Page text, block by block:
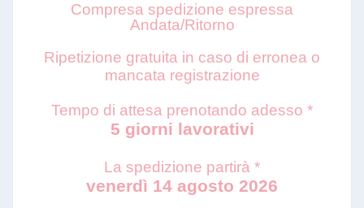
Compresa spedizione espressa
Andata/Ritorno
Ripetizione gratuita in caso di erronea o
mancata registrazione
Tempo di attesa prenotando adesso *
5 giorni lavorativi
La spedizione partirà *
venerdì 14 agosto 2026